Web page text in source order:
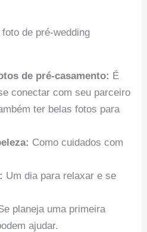
de pré-casamento: É
conectar com seu parceiro
ter belas fotos para
Como cuidados com
Um dia para relaxar e se
planeja uma primeira
ajudar.